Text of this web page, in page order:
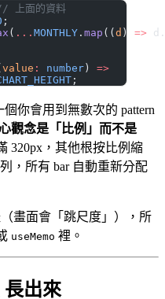
上面的資料
;
( ... MONTHLY . map (( d ) =>
value : number ) =>
;
個你會用到無數次的 pattern
觀念是「比例」而不是
320px，其他根按比例縮
，所有 bar 自動重新分配
畫面會「跳尺度」），所
useMemo 裡。
長出來